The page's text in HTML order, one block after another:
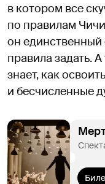
в котором все
по правилам
он единственный
правила задать.
знает, как
и бесчисленные